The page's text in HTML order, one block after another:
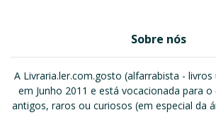
Sobre nós
A Livraria.ler.com.gosto (alfarrabista -
em Junho 2011 e está vocacionada para
antigos, raros ou curiosos (em especial da